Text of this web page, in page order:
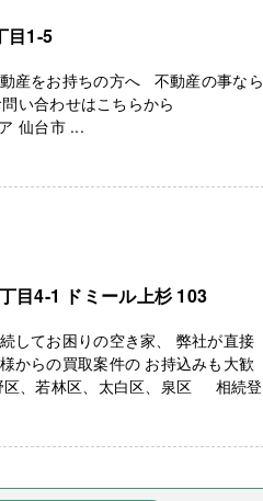
目1-5
産をお持ちの方へ 不動産の事なら
い合わせはこちらから
仙台市 ...
目4-1 ドミール上杉 103
してお困りの空き家、 弊社が直接
からの買取案件の お持込みも大歓
区、若林区、太白区、泉区 相続登